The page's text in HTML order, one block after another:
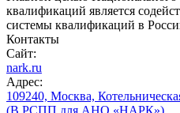
квалификаций является
системы квалификаций в
Контакты
Сайт:
nark.ru
Адрес:
109240, Москва,
(В РСПП для АНО «НАРК»)